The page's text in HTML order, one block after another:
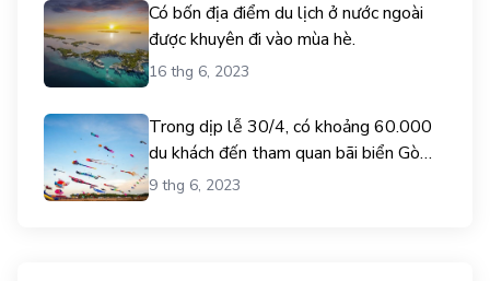
Có bốn địa điểm du lịch ở nước ngoài
được khuyên đi vào mùa hè.
16 thg 6, 2023
Trong dịp lễ 30/4, có khoảng 60.000
du khách đến tham quan bãi biển Gò
Công.
9 thg 6, 2023